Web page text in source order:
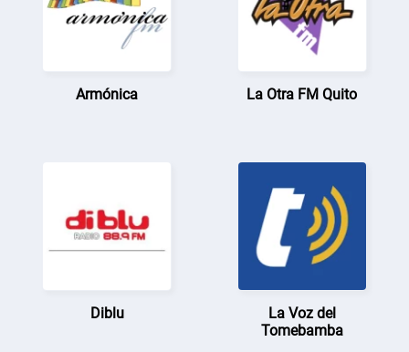
Armónica La Otra FM Quito
Diblu
La Voz del
Tomebamba